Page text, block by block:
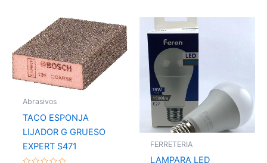
Abrasivos
TACO ESPONJA
LIJADOR G GRUESO
EXPERT S471
FERRETERIA
LAMPARA LED